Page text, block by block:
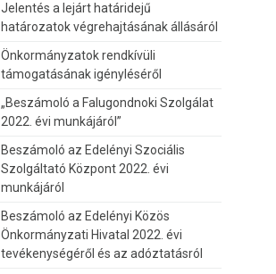
Jelentés a lejárt határidejű
határozatok végrehajtásának állásáról
Önkormányzatok rendkívüli
támogatásának igényléséről
„Beszámoló a Falugondnoki Szolgálat
2022. évi munkájáról”
Beszámoló az Edelényi Szociális
Szolgáltató Központ 2022. évi
munkájáról
Beszámoló az Edelényi Közös
Önkormányzati Hivatal 2022. évi
tevékenységéről és az adóztatásról